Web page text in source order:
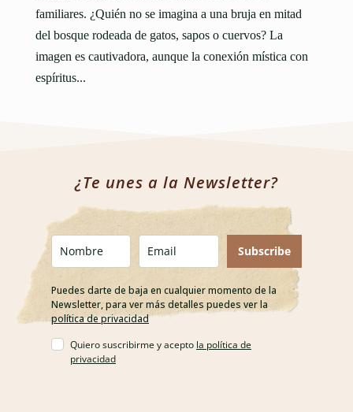
familiares. ¿Quién no se imagina a una bruja en mitad
del bosque rodeada de gatos, sapos o cuervos? La
imagen es cautivadora, aunque la conexión mística con
espíritus...
¿Te unes a la Newsletter?
Subscribe
Puedes darte de baja en cualquier momento de la
Newsletter, para ver más detalles puedes ver la
política de privacidad
Quiero suscribirme y acepto la política de
privacidad